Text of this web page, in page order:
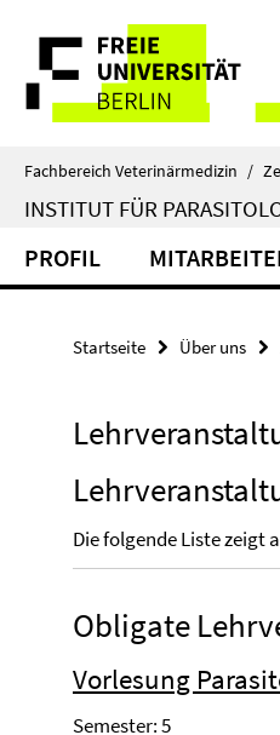
direkt
Inhalt
Service-
Navigation
Fachbereich Veterinärmedizin /
INSTITUT FÜR
PROFIL
Startseite Über uns
Die folgende Liste zeigt
Obligate
Vorlesung
Semester: 5